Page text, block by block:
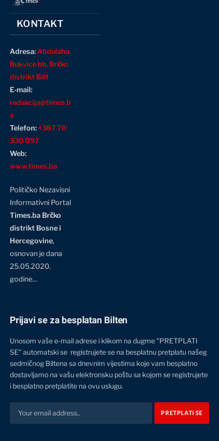
KONTAKT
Adresa:Abdulaha
Bukvice bb, Brčko
distrikt BiH
E-mail:
redakcija@times.b
a
Telefon:+387 70
330 097
Web:
www.times.ba
Političko Nezavisni
Informativni Portal
Times.ba Brčko
distrikt Bosne i
Hercegovine,
osnovan je dana
25.05.2020.
godine…
Prijavi se za besplatan Bilten
Unosom vaše e-mail adrese i klikom na dugme "PRETPLATI
SE" automatski se registrujete se na besplatnu pretplatu našeg
sedmičnog Biltena sa dnevnim vijestima koje vam besplatno
dostavljamo na vašu elektronsku poštu sa kojom se registrujete
i besplatno pretplatite na ovu uslugu.